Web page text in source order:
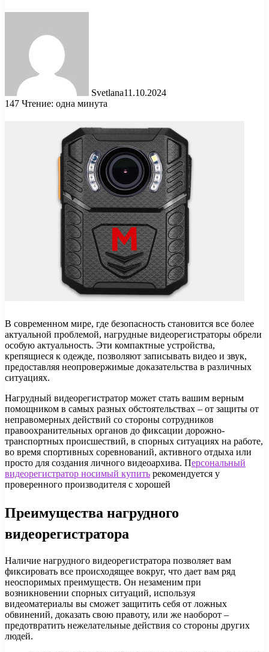
Svetlana11.10.2024
147 Чтение: одна минута
В современном мире, где безопасность становится все более
актуальной проблемой, нагрудные видеорегистраторы обрели
особую актуальность. Эти компактные устройства,
крепящиеся к одежде, позволяют записывать видео и звук,
предоставляя неопровержимые доказательства в различных
ситуациях.
Нагрудный видеорегистратор может стать вашим верным
помощником в самых разных обстоятельствах – от защиты от
неправомерных действий со стороны сотрудников
правоохранительных органов до фиксации дорожно-
транспортных происшествий, в спорных ситуациях на работе,
во время спортивных соревнований, активного отдыха или
просто для создания личного видеоархива. Персональный
видеорегистратор носимый купить рекомендуется у
проверенного производителя с хорошей
Преимущества нагрудного
видеорегистратора
Наличие нагрудного видеорегистратора позволяет вам
фиксировать все происходящее вокруг, что дает вам ряд
неоспоримых преимуществ. Он незаменим при
возникновении спорных ситуаций, используя
видеоматериалы вы сможет защитить себя от ложных
обвинений, доказать свою правоту, или же наоборот –
предотвратить нежелательные действия со стороны других
людей.